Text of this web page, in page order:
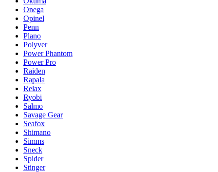
Onega
Opinel
Penn
Plano
Polyver
Power Phantom
Power Pro
Raiden
Rapala
Relax
Ryobi
Salmo
Savage Gear
Seafox
Shimano
Simms
Sneck
Spider
Stinger